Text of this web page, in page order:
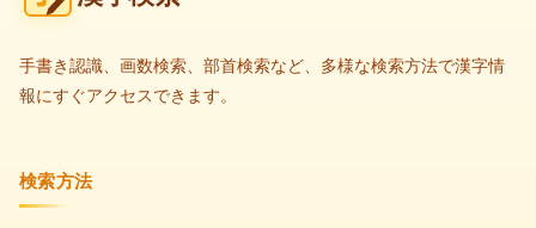
手書き認識、画数検索、部首検索など、多様な検索方法で漢字情
報にすぐアクセスできます。
検索方法